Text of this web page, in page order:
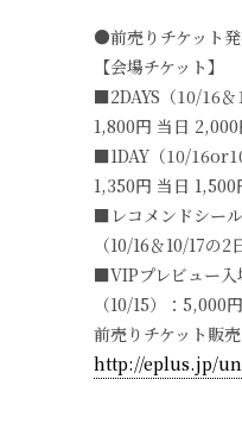
●前売りチケット発
【会場チケット】
■2DAYS（10/16
1,800円 当日 2,000
■1DAY（10/
1,350円 当日 1,500
■レコメンドシー
（10/16＆10/17の
■VIPプレビュー入
（10/15）：5,000円
前売りチケット販
http://eplus.jp/